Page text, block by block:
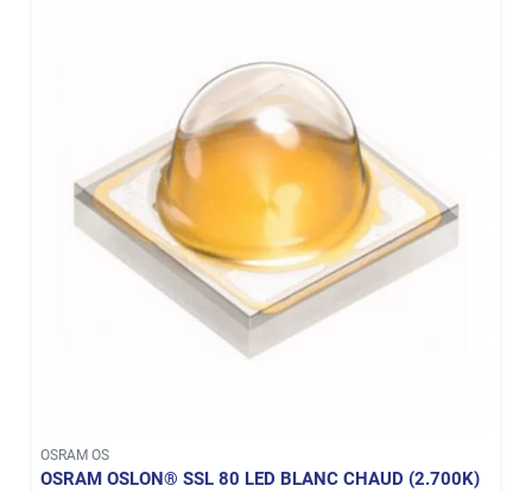
OSRAM OS
OSRAM OSLON® SSL 80 LED BLANC CHAUD (2.700K)